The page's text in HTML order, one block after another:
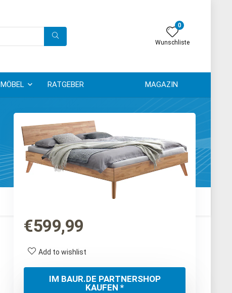
0
Wunschliste
MÖBEL RATGEBER MAGAZIN
€599,99
Add to wishlist
IM BAUR.DE PARTNERSHOP
KAUFEN *